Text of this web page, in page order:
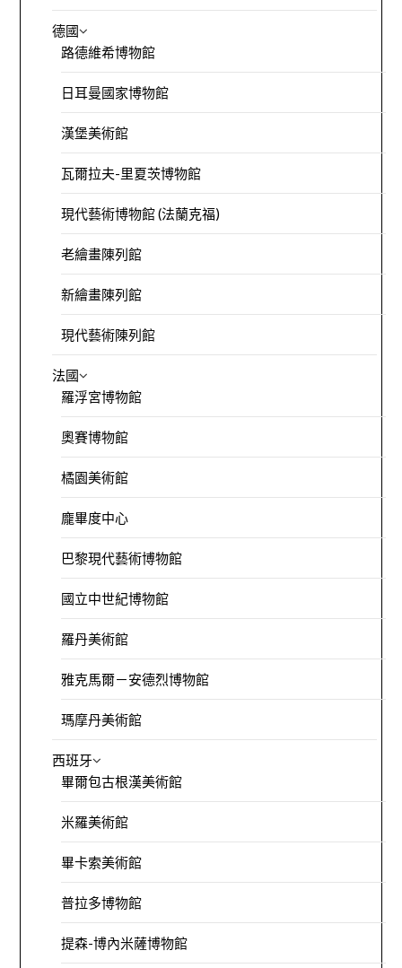
德國
路德維希博物館
日耳曼國家博物館
漢堡美術館
瓦爾拉夫-里夏茨博物館
現代藝術博物館 (法蘭克福)
老繪畫陳列館
新繪畫陳列館
現代藝術陳列館
法國
羅浮宮博物館
奧賽博物館
橘園美術館
龐畢度中心
巴黎現代藝術博物館
國立中世紀博物館
羅丹美術館
雅克馬爾－安德烈博物館
瑪摩丹美術館
西班牙
畢爾包古根漢美術館
米羅美術館
畢卡索美術館
普拉多博物館
提森-博內米薩博物館